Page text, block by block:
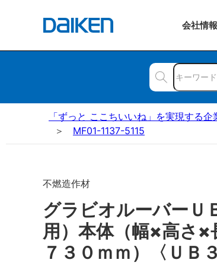
会社情報
「ずっと ここちいいね」を実現する
MF01-1137-5115
不燃造作材
グラビオルーバー
用）本体（幅×高さ×
７３０ｍｍ）〈ＵＢ